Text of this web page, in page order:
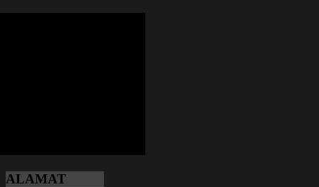
ALAMAT